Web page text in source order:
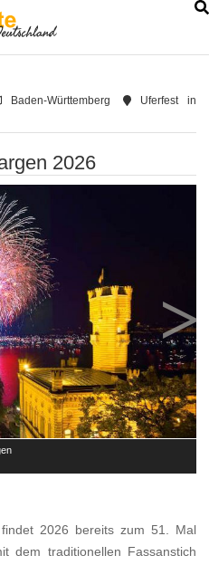
Baden-Württemberg
Uferfest in
2026
>
findet 2026 bereits zum 51. Mal
dem traditionellen Fassanstich